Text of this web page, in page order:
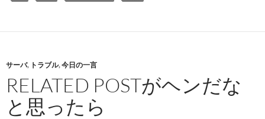
サーバ, トラブル,今日の一言
RELATED POSTがヘンだな
と思ったら